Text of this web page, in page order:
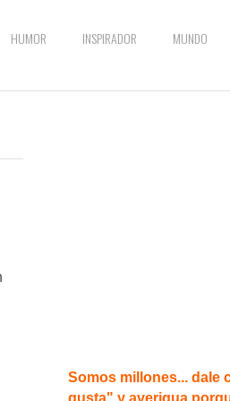
HUMOR INSPIRADOR MUNDO
Somos millones... dale
gusta" y averigua